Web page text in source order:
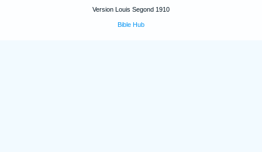
Version Louis Segond 1910
Bible Hub